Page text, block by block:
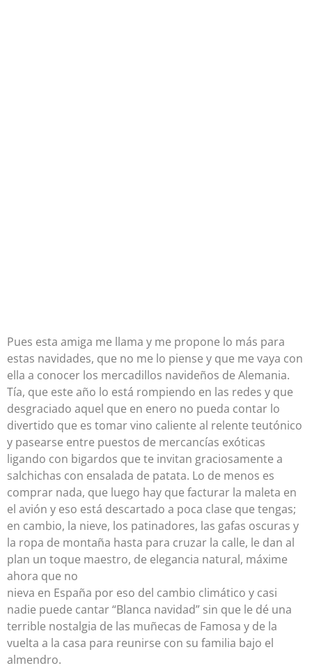
Pues esta amiga me llama y me propone lo más para
estas navidades, que no me lo piense y que me vaya con
ella a conocer los mercadillos navideños de Alemania.
Tía, que este año lo está rompiendo en las redes y que
desgraciado aquel que en enero no pueda contar lo
divertido que es tomar vino caliente al relente teutónico
y pasearse entre puestos de mercancías exóticas
ligando con bigardos que te invitan graciosamente a
salchichas con ensalada de patata. Lo de menos es
comprar nada, que luego hay que facturar la maleta en
el avión y eso está descartado a poca clase que tengas;
en cambio, la nieve, los patinadores, las gafas oscuras y
la ropa de montaña hasta para cruzar la calle, le dan al
plan un toque maestro, de elegancia natural, máxime
ahora que no
nieva en España por eso del cambio climático y casi
nadie puede cantar “Blanca navidad” sin que le dé una
terrible nostalgia de las muñecas de Famosa y de la
vuelta a la casa para reunirse con su familia bajo el
almendro.